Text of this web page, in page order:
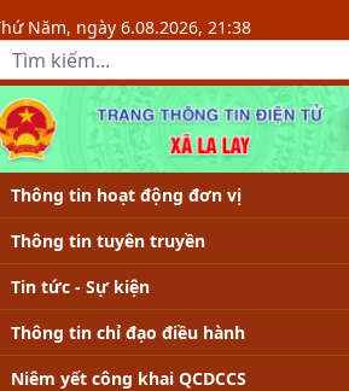
Chi tiết tin - Xã La Lay
Năm, ngày 6.08.2026, 21:38
Thông tin hoạt động đơn vị
Thông tin tuyên truyền
Tin tức - Sự kiện
Thông tin chỉ đạo điều hành
Niêm yết công khai QCDCCS